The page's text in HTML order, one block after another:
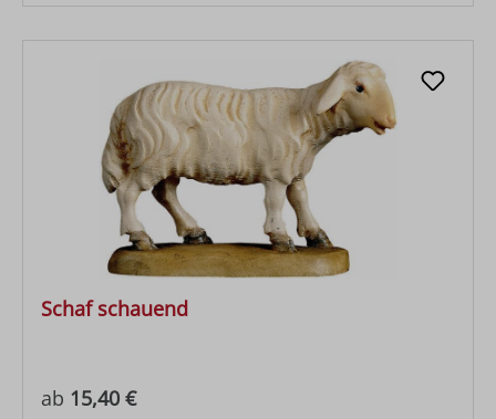
Schaf schauend
Regulärer Preis:
ab 15,40 €